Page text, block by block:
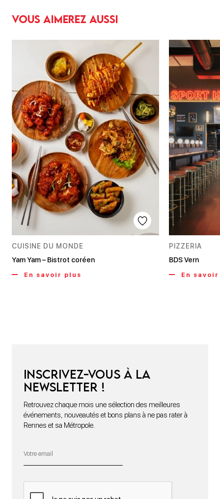
Vous aimerez aussi
CUISINE DU MONDE
Yam Yam – Bistrot coréen
En savoir plus
PIZZERIA
BDS Vern
En
Inscrivez-vous à la
newsletter !
Retrouvez chaque mois une sélection des meilleures
événements, nouveautés et bons plans à ne pas rater à
Rennes et sa Métropole.